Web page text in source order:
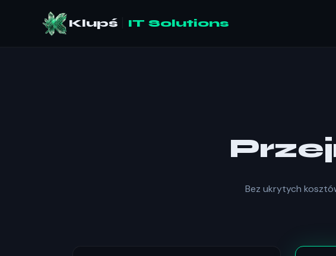
Klupś IT Solutions
Bez ukrytych